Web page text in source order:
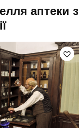
аптеки з